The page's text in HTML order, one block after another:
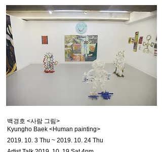
백경호 <사람 그림>
Kyungho Baek <Human painting>
2019. 10. 3 Thu ~ 2019. 10. 24 Thu